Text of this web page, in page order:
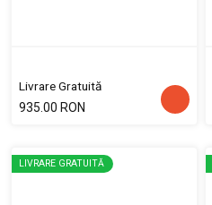
Livrare Gratuită
935.00 RON
LIVRARE GRATUITĂ